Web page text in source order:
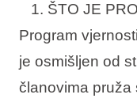
ŠTO JE
Program
je osmišljen od
članovima pruža